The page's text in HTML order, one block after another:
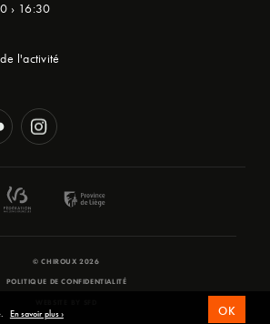
› 16:30
l'activité
© CHIROUX 2026
POLITIQUE DE CONFIDENTIALITÉ
En savoir plus › OK